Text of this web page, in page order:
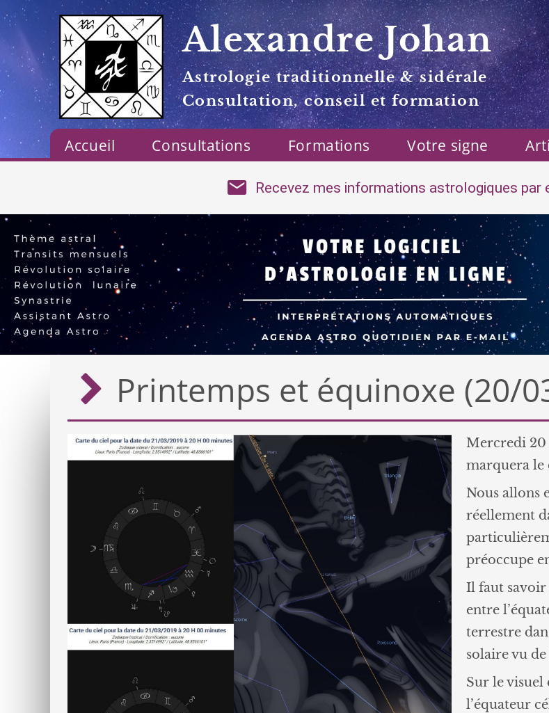
Alexandre Johan
Astrologie traditionnelle & sidérale
Consultation, conseil et formation
Accueil Consultations Formations Votre signe
Recevez mes informations astrologiques par
Printemps et équinoxe (20/
Mercredi 20
marquera le
Nous allons
réellement
préoccupe
Il faut savoir
entre
terrestre
solaire vu
Sur le visuel
l’équateur